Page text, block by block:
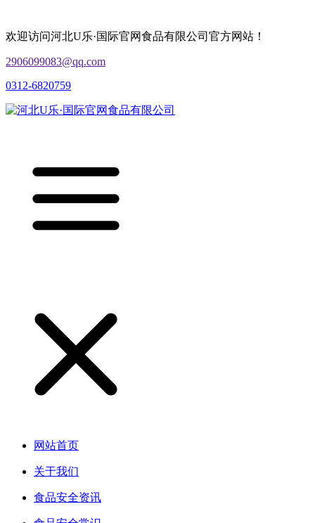
欢迎访问河北U乐·国际官网食品有限公司官方网站！
2906099083@qq.com
0312-6820759
网站首页
关于我们
食品安全资讯